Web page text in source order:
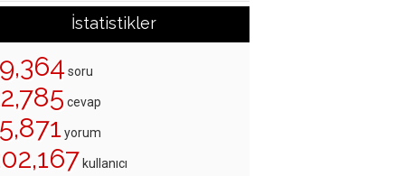
İstatistikler
soru
cevap
yorum
kullanıcı